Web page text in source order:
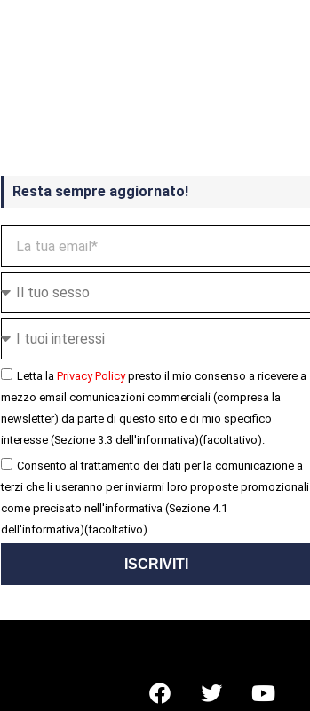
Resta sempre aggiornato!
Letta la Privacy Policypresto il mio consenso a ricevere a
mezzo email comunicazioni commerciali (compresa la
newsletter) da parte di questo sito e di mio specifico
interesse (Sezione 3.3 dell'informativa)(facoltativo).
Consento al trattamento dei dati per la comunicazione a
terzi che li useranno per inviarmi loro proposte promozionali
come precisato nell'informativa (Sezione 4.1
dell'informativa)(facoltativo).
ISCRIVITI